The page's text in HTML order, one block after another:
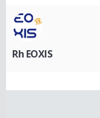
Rh EOXIS